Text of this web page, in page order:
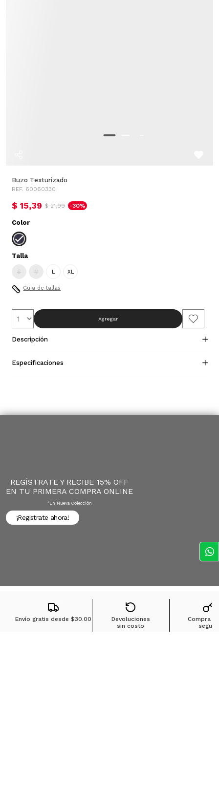
Buzo Texturizado
REF. 60060330
$ 15,39 $ 21,99 -30%
Color
Talla
S M L XL
Guia de tallas
Agregar
Descripción
Especificaciones
REGÍSTRATE Y RECIBE 15% OFF
EN TU PRIMERA COMPRA ONLINE
*en Nueva Colección
¡Registrate ahora!
Envío gratis desde$30.00
Devoluciones
sin costo
Compra
segura